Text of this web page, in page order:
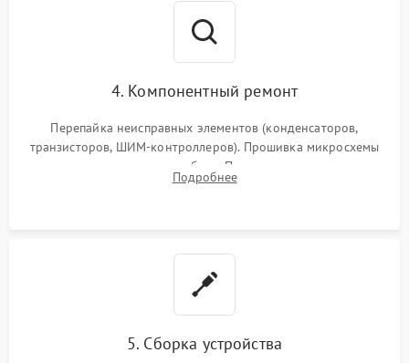
4. Компонентный ремонт
Перепайка неисправных элементов (конденсаторов,
транзисторов, ШИМ-контроллеров). Прошивка микросхемы
памяти при программных сбоях. При поломке подсветки —
разборка матрицы и замена выгоревших светодиодов.
Подробнее
5. Сборка устройства